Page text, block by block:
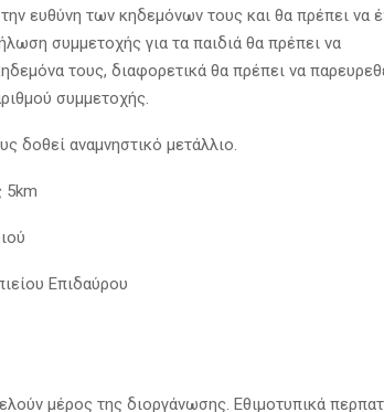
ευθύνη των κηδεμόνων τους και θα πρέπει να
συμμετοχής για τα παιδιά θα πρέπει να
τους, διαφορετικά θα πρέπει να
συμμετοχής.
δοθεί αναμνηστικό μετάλλιο.
5km
Επιδαύρου
μέρος της διοργάνωσης. Εθιμοτυπικά